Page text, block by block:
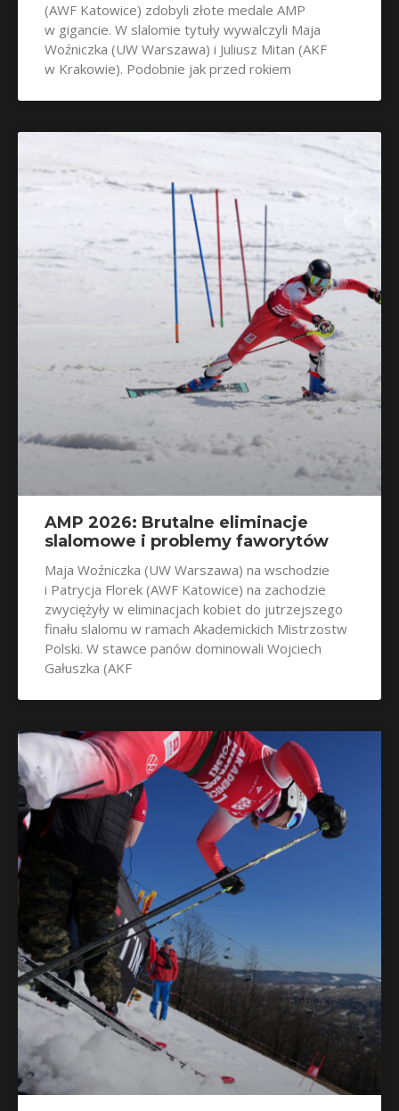
(AWF Katowice) zdobyli złote medale AMP
w gigancie. W slalomie tytuły wywalczyli Maja
Woźniczka (UW Warszawa) i Juliusz Mitan (AKF
w Krakowie). Podobnie jak przed rokiem
AMP 2026: Brutalne eliminacje
slalomowe i problemy faworytów
Maja Woźniczka (UW Warszawa) na wschodzie
i Patrycja Florek (AWF Katowice) na zachodzie
zwyciężyły w eliminacjach kobiet do jutrzejszego
finału slalomu w ramach Akademickich Mistrzostw
Polski. W stawce panów dominowali Wojciech
Gałuszka (AKF